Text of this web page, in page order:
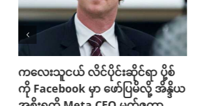
ကလေးသူငယ် လိင်ပိုင်းဆိုင်ရာ ပို့စ်
ကို Facebook မှာ ဖော်ပြမိလို့ အိန္ဒိယ